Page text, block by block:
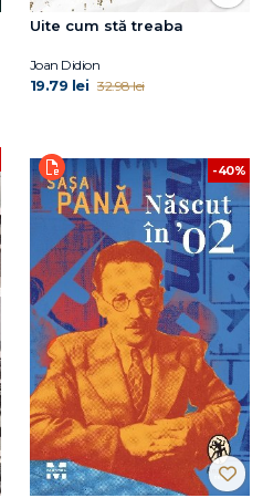
Uite cum stă treaba
Joan Didion
19.79 lei 32.98 lei
-40%